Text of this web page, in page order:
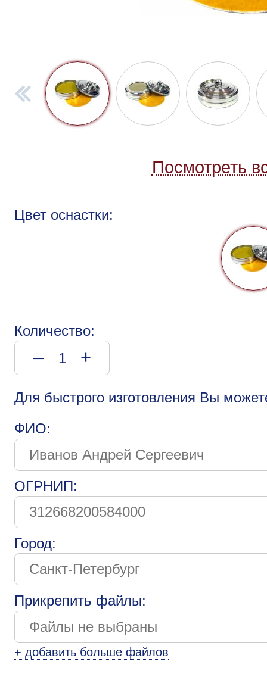
Посмотреть
Цвет оснастки:
Количество:
– +
Для быстрого изготовления Вы
ФИО:
ОГРНИП:
Город:
Прикрепить файлы:
+ добавить больше файлов